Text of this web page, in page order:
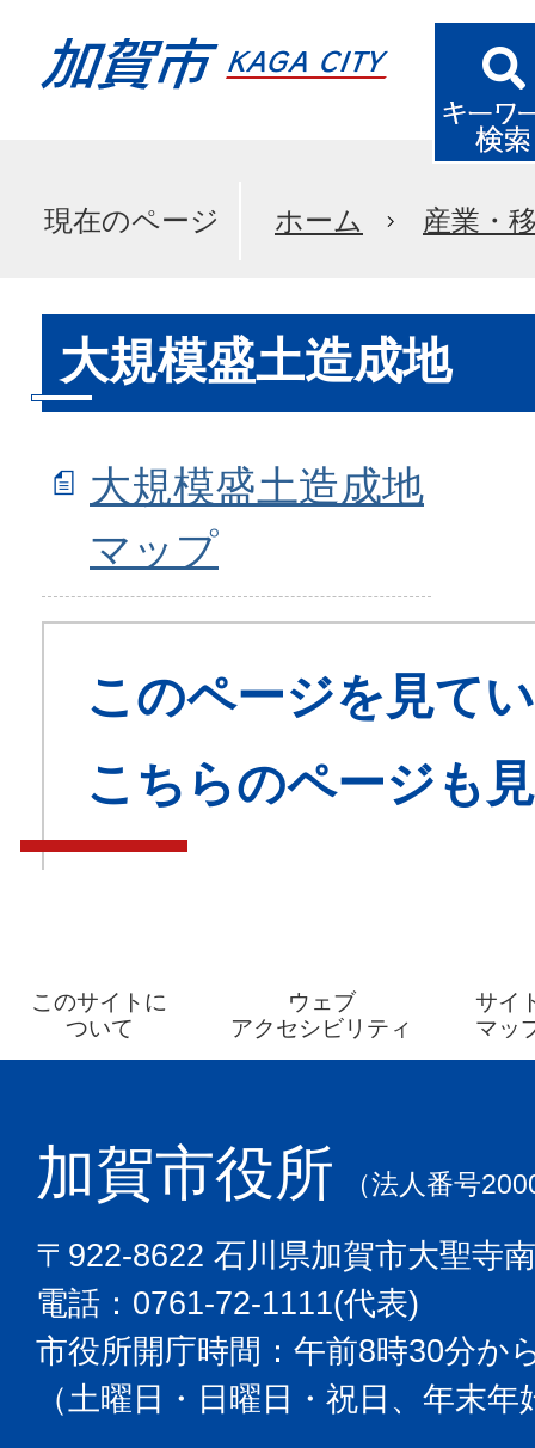
現在のページ ホーム 産業・
大規模盛土造成地
大規模盛土造成地
マップ
このページを見て
こちらのページも
このサイトに
ついて
ウェブ
アクセシビリティ
サイ
マッ
加賀市役所 （法人番号
〒922-8622 石川県加賀市大聖寺
電話：0761-72-1111(代表)
市役所開庁時間：午前8時30分か
（土曜日・日曜日・祝日、年末